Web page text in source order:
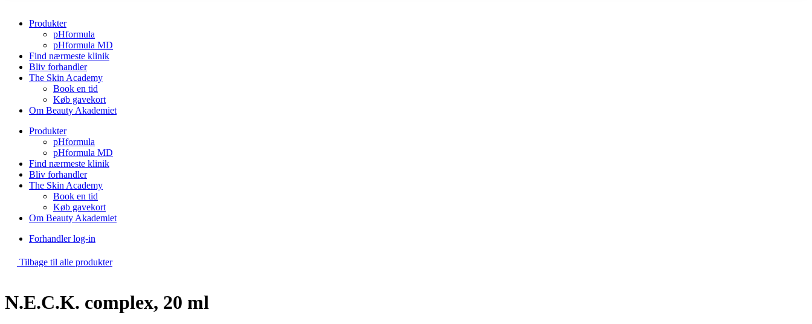
Produkter
pHformula
pHformula MD
Find nærmeste klinik
Bliv forhandler
The Skin Academy
Book en tid
Køb gavekort
Om Beauty Akademiet
Produkter
pHformula
pHformula MD
Find nærmeste klinik
Bliv forhandler
The Skin Academy
Book en tid
Køb gavekort
Om Beauty Akademiet
Forhandler log-in
Tilbage til alle produkter
N.E.C.K. complex, 20 ml